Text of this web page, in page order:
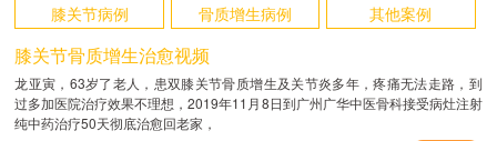
膝关节病例
骨质增生病例 其他案例
膝关节骨质增生治愈视频
龙亚寅，63岁了老人，患双膝关节骨质增生及关节炎多年，疼痛无法走路，到
过多加医院治疗效果不理想，2019年11月8日到广州广华中医骨科接受病灶注射
纯中药治疗50天彻底治愈回老家，